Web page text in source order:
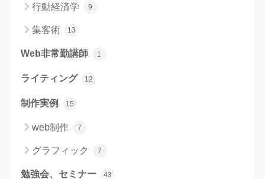
行動経済学 9
集客術 13
Web非常勤講師 1
ライティング 12
制作実例 15
web制作 7
グラフィック 7
勉強会、セミナー 43